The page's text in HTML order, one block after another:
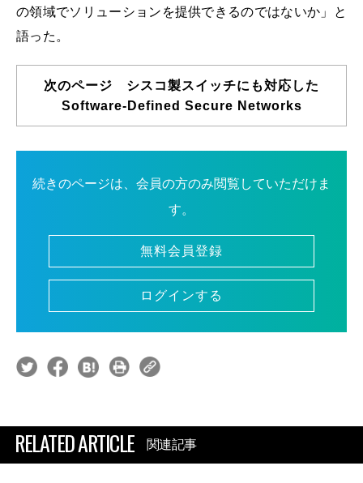
の領域でソリューションを提供できるのではないか」と
語った。
次のページ シスコ製スイッチにも対応した
Software-Defined Secure Networks
続きのページは、会員の方のみ閲覧していただけま
す。
無料会員登録
ログインする
RELATED ARTICLE 関連記事